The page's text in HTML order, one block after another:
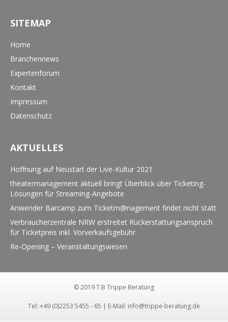
SITEMAP
Home
Branchennews
Expertenforum
Kontakt
Impressum
Datenschutz
AKTUELLES
Hoffnung auf Neustart der Live-Kultur 2021
theatermanagement aktuell bringt Überblick über Ticketing-
Lösungen für Streaming-Angebote
Anwender Barcamp zum Ticketm@nagement findet nicht statt
Verbraucherzentrale NRW erstreitet Rückerstattungsanspruch
für Ticketpreis inkl. Vorverkaufsgebühr
Re-Opening – Veranstaltungswesen
© 2019 T:B Trippe Beratung
Tel: +49 (0)2253 5455 - 65 | E-Mail: info@trippe-beratung.de